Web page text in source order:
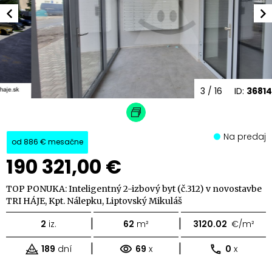
ID: 36814
3 / 16
od 886 € mesačne
190 321,00 €
Na predaj
TOP PONUKA: Inteligentný 2-izbový byt (č.312) v novostavbe
TRI HÁJE, Kpt. Nálepku, Liptovský Mikuláš
2 iz. | 62 m² | 3120.02 €/m²
189 dní | 69 x | 0 x